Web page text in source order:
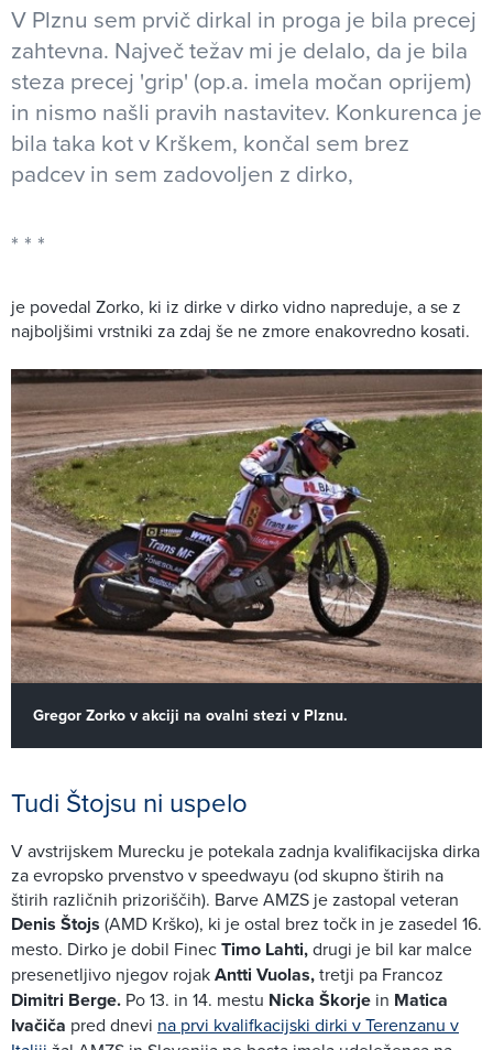
V Plznu sem prvič dirkal in proga je bila precej
zahtevna. Največ težav mi je delalo, da je bila
steza precej 'grip' (op.a. imela močan oprijem)
in nismo našli pravih nastavitev. Konkurenca je
bila taka kot v Krškem, končal sem brez
padcev in sem zadovoljen z dirko,
je povedal Zorko, ki iz dirke v dirko vidno napreduje, a se z
najboljšimi vrstniki za zdaj še ne zmore enakovredno kosati.
Gregor Zorko v akciji na ovalni stezi v Plznu.
Tudi Štojsu ni uspelo
V avstrijskem Murecku je potekala zadnja kvalifikacijska dirka
za evropsko prvenstvo v speedwayu (od skupno štirih na
štirih različnih prizoriščih). Barve AMZS je zastopal veteran
Denis Štojs (AMD Krško), ki je ostal brez točk in je zasedel 16.
mesto. Dirko je dobil FinecTimo Lahti,drugi je bil kar malce
presenetljivo njegov rojakAntti Vuolas,tretji pa Francoz
Dimitri Berge. Po 13. in 14. mestu Nicka Škorje in Matica
Ivačiča pred dnevi na prvi kvalifkacijski dirki v Terenzanu v